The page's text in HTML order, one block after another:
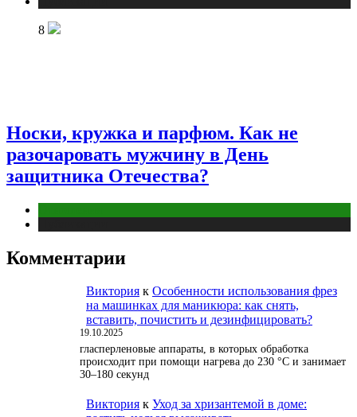
8
Носки, кружка и парфюм. Как не
разочаровать мужчину в День
защитника Отечества?
Комментарии
Виктория к Особенности использования фрез
на машинках для маникюра: как снять,
вставить, почистить и дезинфицировать?
19.10.2025
гласперленовые аппараты, в которых обработка
происходит при помощи нагрева до 230 °С и занимает
30–180 секунд
Виктория к Уход за хризантемой в доме: